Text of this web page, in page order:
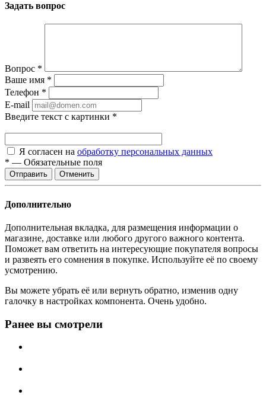
Задать вопрос
Вопрос *
Ваше имя *
Телефон *
E-mail
Введите текст с картинки *
Я согласен на обработку персональных данных
* — Обязательные поля
Отменить
Дополнительно
Дополнительная вкладка, для размещения информации о
магазине, доставке или любого другого важного контента.
Поможет вам ответить на интересующие покупателя вопросы
и развеять его сомнения в покупке. Используйте её по своему
усмотрению.
Вы можете убрать её или вернуть обратно, изменив одну
галочку в настройках компонента. Очень удобно.
Ранее вы смотрели